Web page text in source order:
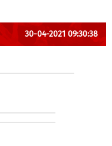
30-04-2021 09:30:38